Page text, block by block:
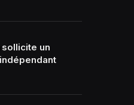
sollicite un